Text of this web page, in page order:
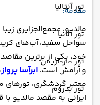
تور آنتالیا
تور آلانیا
تور مارماریس
تور بدروم
مقدمه:
مالدیو، مجمع‌الجزایری
سواحل سفید، آب‌های
خود، یکی از برترین
و آرامش است. ابرآسا پرواز
معتبر گردشگری، تورهای
ایرانی به مقصد مالدیو